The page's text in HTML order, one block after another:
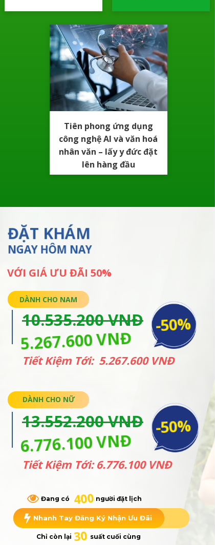
Tiên phong ứng dụng
công nghệ AI và văn hoá
nhân văn – lấy y đức đặt
lên hàng đầu
ĐẶT KHÁM
NGAY HÔM NAY
10.535.200 VNĐ
5.267.600 VNĐ
Tiết Kiệm Tới: 5.267.600 VNĐ
-50%
Đang có người đặt lịch
400
Chỉ còn lại suất cuối cùng
30
Nhanh Tay Đăng Ký Nhận Ưu Đãi
DÀNH CHO NAM
13.552.200 VNĐ
6.776.100 VNĐ
Tiết Kiệm Tới: 6.776.100 VNĐ
-50%
DÀNH CHO NỮ
VỚI GIÁ ƯU ĐÃI 50%